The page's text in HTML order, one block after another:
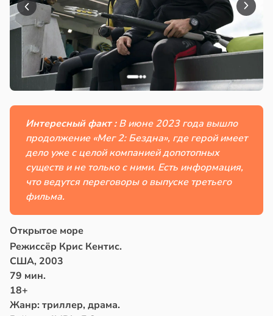
Интересный факт :В июне 2023 года вышло
продолжение «Мег 2: Бездна», где герой имеет
дело уже с целой компанией допотопных
существ и не только с ними. Есть информация,
что ведутся переговоры о выпуске третьего
фильма.
Открытое море
Режиссёр Крис Кентис.
США, 2003
79 мин.
18+
Жанр: триллер, драма.